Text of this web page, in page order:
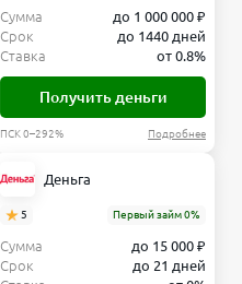
Сумма
до 1 000 000 ₽
Срок
до 1440 дней
Ставка
от 0.8%
Получить деньги
ПСК 0–292% Подробнее
Деньга
5 Первый займ 0%
Сумма
до 15 000 ₽
Срок
до 21 дней